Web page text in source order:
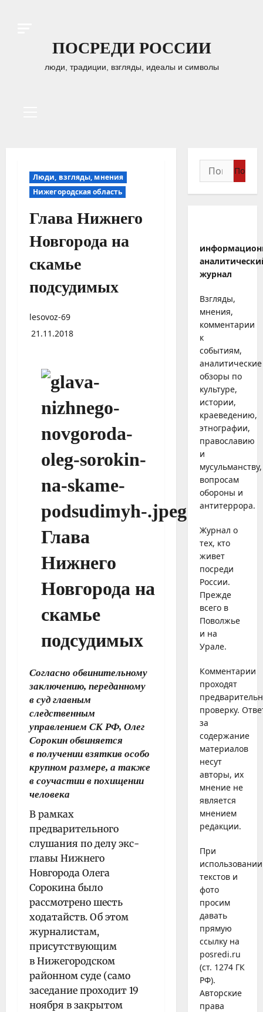
ПОСРЕДИ РОССИИ
люди, традиции, взгляды, идеалы и символы
Люди, взгляды, мнения
Нижегородская область
Глава Нижнего
Новгорода на
скамье
подсудимых
lesovoz-69
21.11.2018
Согласно обвинительному
заключению, переданному
в суд главным
следственным
управлением СК РФ, Олег
Сорокин обвиняется
в получении взяткив особо
крупном размере, а также
в соучастии в похищении
человека
В рамках
предварительного
слушания по делу экс-
главы Нижнего
Новгорода Олега
Сорокина было
рассмотрено шесть
ходатайств. Об этом
журналистам,
присутствующим
в Нижегородском
районном суде (само
заседание проходит 19
ноября в закрытом
Найти:
журнал
Взгляды,
мнения,
комментарии
к
событиям,
аналитические
обзоры по
культуре,
истории,
краеведению,
этнографии,
православию
и
мусульманству,
вопросам
обороны и
антитеррора.
Журнал о
тех, кто
живет
посреди
России.
Прежде
всего в
Поволжье
и на
Урале.
Комментарии
проходят
проверку.
за
содержание
материалов
несут
авторы, их
мнение не
является
мнением
редакции.
При
использовании
текстов и
фото
просим
давать
прямую
ссылку на
posredi.ru
(ст. 1274 ГК
РФ).
Авторские
права